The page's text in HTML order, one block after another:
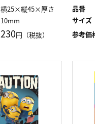
横25×縦45×厚さ
10mm
230円（税抜）
品番
サイズ
参考価